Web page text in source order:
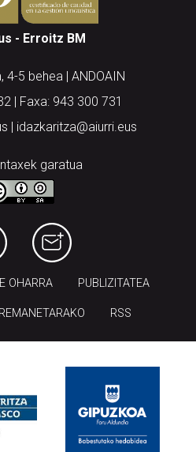
- Erroitz BM
4-5 behea | ANDOAIN
| Faxa: 943 300 731
| idazkaritza@aiurri.eus
garatua
OHARRA PUBLIZITATEA
RSS